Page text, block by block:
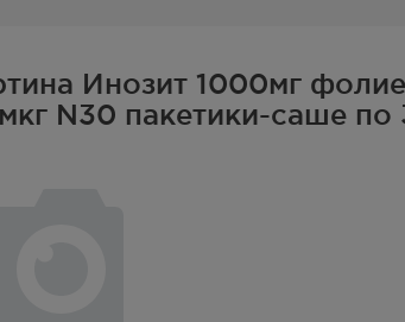
Инозит 1000мг
N30 пакетики-саше по